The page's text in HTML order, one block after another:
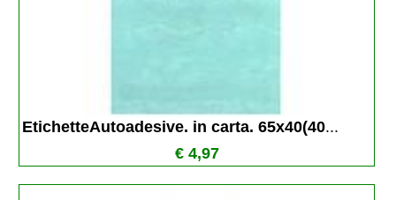
EtichetteAutoadesive. in carta. 65x40(40...
€ 4,97